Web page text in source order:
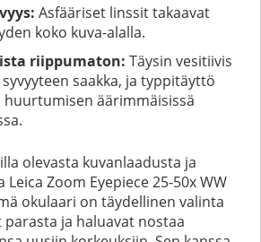
Asfääriset linssit takaavat
koko kuva-alalla.
riippumaton: Täysin vesitiivis
saakka, ja typpitäyttö
huurtumisen äärimmäisissä
olevasta kuvanlaadusta ja
Zoom Eyepiece 25-50x WW
okulaari on täydellinen valinta
ja haluavat nostaa